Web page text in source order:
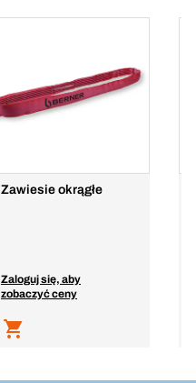
Zawiesie okrągłe
Zaloguj się, aby
zobaczyć ceny